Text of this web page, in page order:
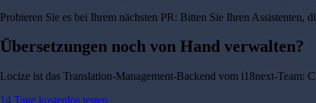
Probieren Sie es bei Ihrem nächsten PR: Bitten Sie Ihren Assistenten,
Übersetzungen noch von Hand verwalten?
Locize ist das Translation-Management-Backend vom i18next-
14 Tage kostenlos testen